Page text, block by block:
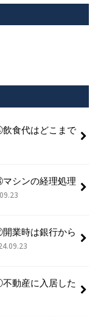
食代はどこまで
シンの経理処理
業時は銀行から
動産に入居した